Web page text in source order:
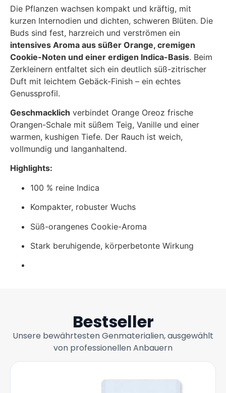
Die Pflanzen wachsen kompakt und kräftig, mit
kurzen Internodien und dichten, schweren Blüten. Die
Buds sind fest, harzreich und verströmen ein
intensives Aroma aus süßer Orange, cremigen
Cookie-Noten und einer erdigen Indica-Basis. Beim
Zerkleinern entfaltet sich ein deutlich süß-zitrischer
Duft mit leichtem Gebäck-Finish – ein echtes
Genussprofil.
Geschmacklich verbindet Orange Oreoz frische
Orangen-Schale mit süßem Teig, Vanille und einer
warmen, kushigen Tiefe. Der Rauch ist weich,
vollmundig und langanhaltend.
Highlights:
100 % reine Indica
Kompakter, robuster Wuchs
Süß-orangenes Cookie-Aroma
Stark beruhigende, körperbetonte Wirkung
Bestseller
Unsere bewährtesten Genmaterialien, ausgewählt
von professionellen Anbauern